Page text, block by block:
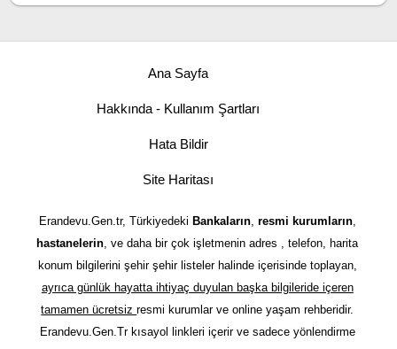
Ana Sayfa
Hakkında - Kullanım Şartları
Hata Bildir
Site Haritası
Erandevu.Gen.tr, Türkiyedeki Bankaların, resmi kurumların,
hastanelerin, ve daha bir çok işletmenin adres , telefon, harita
konum bilgilerini şehir şehir listeler halinde içerisinde toplayan,
ayrıca günlük hayatta ihtiyaç duyulan başka bilgileride içeren
tamamen ücretsizresmi kurumlar ve online yaşam rehberidir.
Erandevu.Gen.Tr kısayol linkleri içerir ve sadece yönlendirme